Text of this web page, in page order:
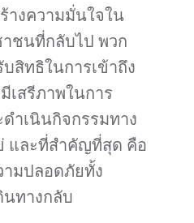
างความมั่นใจใน
ชนที่กลับไป พวก
สิทธิในการเข้าถึง
เสรีภาพในการ
ำเนินกิจกรรมทาง
และที่สำคัญที่สุด คือ
มปลอดภัยทั้ง
นทางกลับ